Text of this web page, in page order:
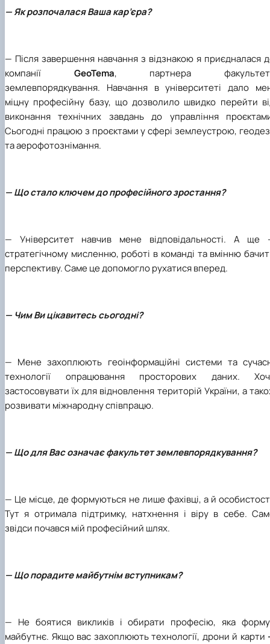
— Як розпочалася Ваша кар’єра?
— Після завершення навчання з відзнакою я приєдналася
компанії GeoTema, партнера
землевпорядкування. Навчання в університеті дало
міцну професійну базу, що дозволило швидко перейти
виконання технічних завдань до управління
Сьогодні працюю з проєктами у сфері землеустрою,
та аерофотознімання.
— Що стало ключем до професійного зростання?
—
Університет навчив мене відповідальності. А ще
стратегічному мисленню, роботі в команді та вмінню
перспективу. Саме це допомогло рухатися вперед.
— Чим Ви цікавитесь сьогодні?
— Мене захоплюють геоінформаційні системи та
технології опрацювання просторових даних.
застосовувати їх для відновлення територій України, а
розвивати міжнародну співпрацю.
— Що для Вас означає факультет землевпорядкування?
— Це місце, де формуються не лише фахівці, а й
Тут я отримала підтримку, натхнення і віру в себе.
звідси почався мій професійний шлях.
— Що порадите майбутнім вступникам?
— Не боятися викликів і обирати професію, яка
майбутнє. Якщо вас захоплюють технології, дрони й карти